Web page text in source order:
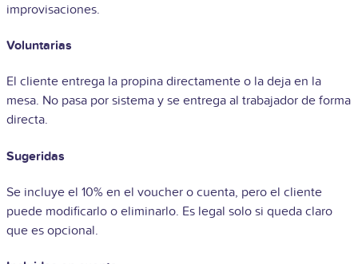
improvisaciones.
Voluntarias
El cliente entrega la propina directamente o la deja en la
mesa. No pasa por sistema y se entrega al trabajador de forma
directa.
Sugeridas
Se incluye el 10% en el voucher o cuenta, pero el cliente
puede modificarlo o eliminarlo. Es legal solo si queda claro
que es opcional.